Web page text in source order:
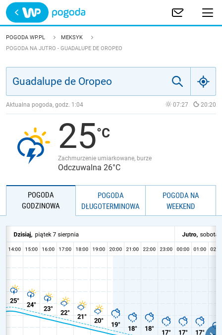
Trwa ładowanie
POLSKA
JAKOŚĆ POWIETRZA
POGODA WP.PL
MEKSYK
POGODA NA JUTRO - GUADALUPE DE OROPEO
Aktualna pogoda, godz. 1:04 07:27 20:20
25
Zachmurzenie umiarkowane, burze
Odczuwalna 26°C
POGODA
GODZINOWA
POGODA
DŁUGOTERMINOWA
POGODA NA
WEEKEND